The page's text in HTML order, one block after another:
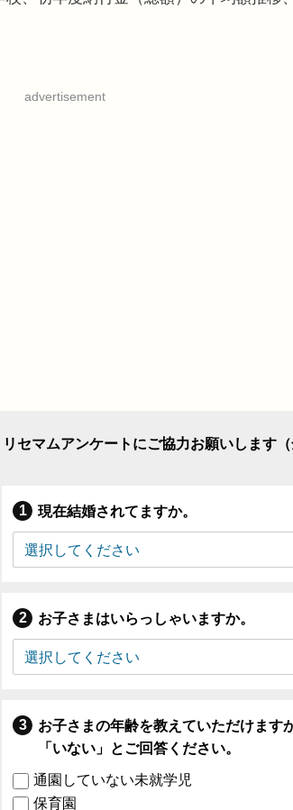
advertisement
リセマムアンケートにご協力お願いします
現在結婚されてますか。
お子さまはいらっしゃいますか。
お子さまの年齢を教えていただけます
「いない」とご回答ください。
通園していない未就学児
保育園